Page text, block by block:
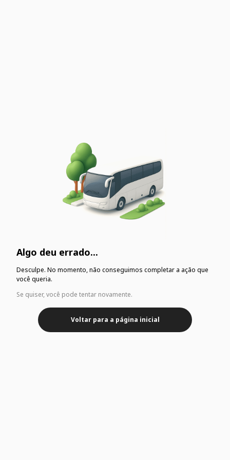
Algo deu errado...
Desculpe. No momento, não conseguimos completar a ação que
você queria.
Se quiser, você pode tentar novamente.
Voltar para a página inicial